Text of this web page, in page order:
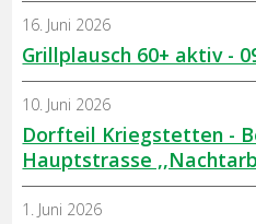
Grillplausch 60+ aktiv -
16. Juni 2026
Dorfteil Kriegstetten -
Hauptstrasse
10. Juni 2026
1. Juni 2026